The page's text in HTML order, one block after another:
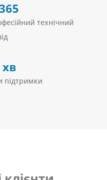
технічний
підтримки